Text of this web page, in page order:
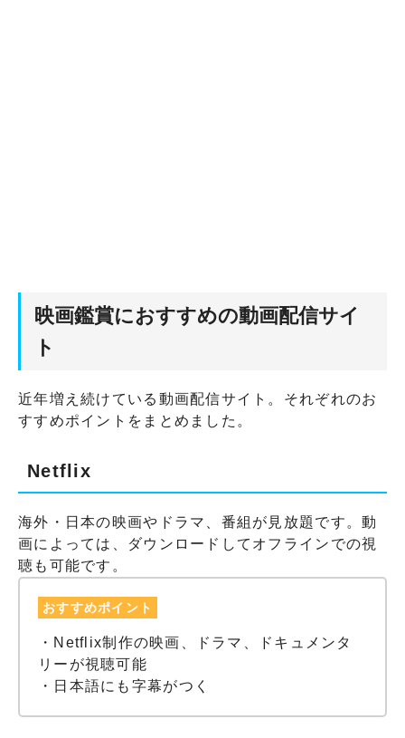
映画鑑賞におすすめの動画配信サイ
ト
近年増え続けている動画配信サイト。それぞれのお
すすめポイントをまとめました。
Netflix
海外・日本の映画やドラマ、番組が見放題です。動
画によっては、ダウンロードしてオフラインでの視
聴も可能です。
おすすめポイント
・Netflix制作の映画、ドラマ、ドキュメンタ
リーが視聴可能
・日本語にも字幕がつく